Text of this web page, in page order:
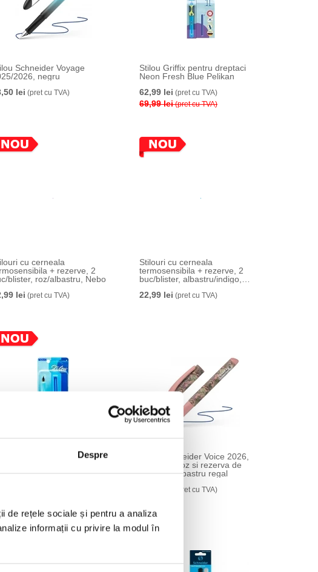
Despre
de rețele sociale și pentru a analiza
informații cu privire la modul în
Schneider Voyage
2026, negru
lei (pret cu TVA)
Stilou Griffix pentru dreptaci
Neon Fresh Blue Pelikan
62,99 lei (pret cu TVA)
69,99 lei(pret cu TVA)
cu cerneala
+ rezerve, 2
blister, roz/albastru, Nebo
lei (pret cu TVA)
Stilouri cu cerneala
termosensibila + rezerve, 2
buc/blister, albastru/indigo,
22,99 lei (pret cu TVA)
blister, albastru, Nebo
Stilou Schneider Voice 2026,
penita M, roz si rezerva de
cerneala albastru regal
(pret cu TVA)